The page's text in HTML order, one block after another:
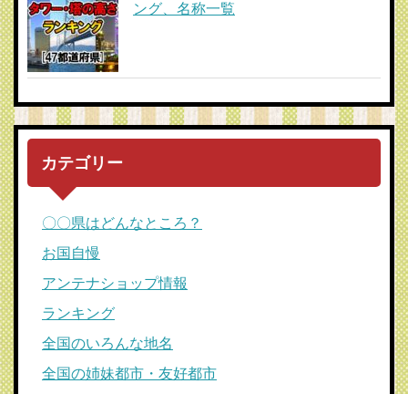
ング、名称一覧
カテゴリー
〇〇県はどんなところ？
お国自慢
アンテナショップ情報
ランキング
全国のいろんな地名
全国の姉妹都市・友好都市